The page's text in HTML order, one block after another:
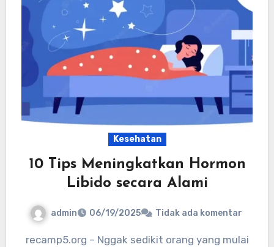
Kesehatan
10 Tips Meningkatkan Hormon
Libido secara Alami
admin 06/19/2025 Tidak ada komentar
recamp5.org – Nggak sedikit orang yang mulai